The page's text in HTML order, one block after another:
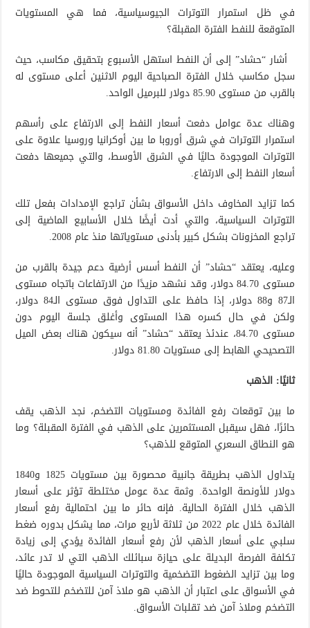
في ظل استمرار التوترات الجيوسياسية، فما هي المستويات
المتوقعة للنفط الفترة المقبلة؟
أشار “حشاد” إلى أن النفط استهل الأسبوع بتحقيق مكاسب، حيث
سجل مكاسب خلال الفترة الصباحية اليوم الاثنين أعلى مستوى له
بالقرب من مستوى 85.90 دولار للبرميل الواحد.
وهناك عدة عوامل دفعت أسعار النفط إلى الارتفاع على رأسهم
استمرار التوترات في شرق أوروبا ما بين أوكرانيا وروسيا علاوة على
التوترات الموجودة حاليًا في الشرق الأوسط، والتي جميعها دفعت
أسعار النفط إلى الارتفاع.
كما تزايد المخاوف داخل الأسواق بشأن تراجع الإمدادات بفعل تلك
التوترات السياسية، والتي أدت أيضًا خلال الأسابيع الماضية إلى
تراجع المخزونات بشكل كبير بأدنى مستوياتها منذ عام 2008.
وعليه، يعتقد “حشاد” أن النفط أسس أرضية دعم جيدة بالقرب من
مستوى 84.70 دولار، وقد نشهد مزيدًا من الارتفاعات باتجاه مستوى
الـ87 و88 دولار، إذا حافظ على التداول فوق مستوى الـ84 دولار،
ولكن في حال كسره هذا المستوى وأغلق جلسة اليوم دون
مستوى 84.70، عندئذ يعتقد “حشاد” أنه سيكون هناك بعض الميل
التصحيحي الهابط إلى مستويات 81.80 دولار.
ثانيًا: الذهب
ما بين توقعات رفع الفائدة ومستويات التضخم، نجد الذهب يقف
حائرًا، فهل سيقبل المستثمرين على الذهب في الفترة المقبلة؟ وما
هو النطاق السعري المتوقع للذهب؟
يتداول الذهب بطريقة جانبية محصورة بين مستويات 1825 و1840
دولار للأونصة الواحدة. وثمة عدة عومل مختلطة تؤثر على أسعار
الذهب خلال الفترة الحالية. فإنه حائر ما بين احتمالية رفع أسعار
الفائدة خلال عام 2022 من ثلاثة لأربع مرات، مما يشكل بدوره ضغط
سلبي على أسعار الذهب لأن رفع أسعار الفائدة يؤدي إلى زيادة
تكلفة الفرصة البديلة على حيازة سبائلك الذهب التي لا تدر عائد،
وما بين تزايد الضغوط التضخمية والتوترات السياسية الموجودة حاليًا
في الأسواق على اعتبار أن الذهب هو ملاذ آمن للتضخم للتحوط ضد
التضخم وملاذ آمن ضد تقلبات الأسواق.